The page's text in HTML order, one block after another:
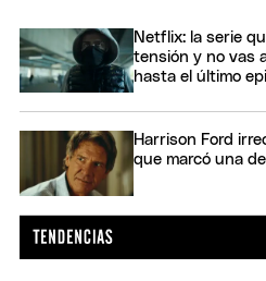
Netflix: la serie
tensión y no vas
hasta el último
Harrison Ford
que marcó una